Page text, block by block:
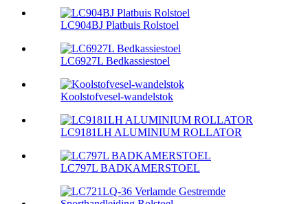
LC904BJ Platbuis Rolstoel
LC6927L Bedkassiestoel
Koolstofvesel-wandelstok
LC9181LH ALUMINIUM ROLLATOR
LC797L BADKAMERSTOEL